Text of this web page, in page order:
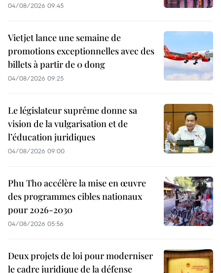
04/08/2026 09:45
Vietjet lance une semaine de
promotions exceptionnelles avec des
billets à partir de 0 dong
04/08/2026 09:25
Le législateur suprême donne sa
vision de la vulgarisation et de
l’éducation juridiques
04/08/2026 09:00
Phu Tho accélère la mise en œuvre
des programmes cibles nationaux
pour 2026-2030
04/08/2026 05:56
Deux projets de loi pour moderniser
le cadre juridique de la défense